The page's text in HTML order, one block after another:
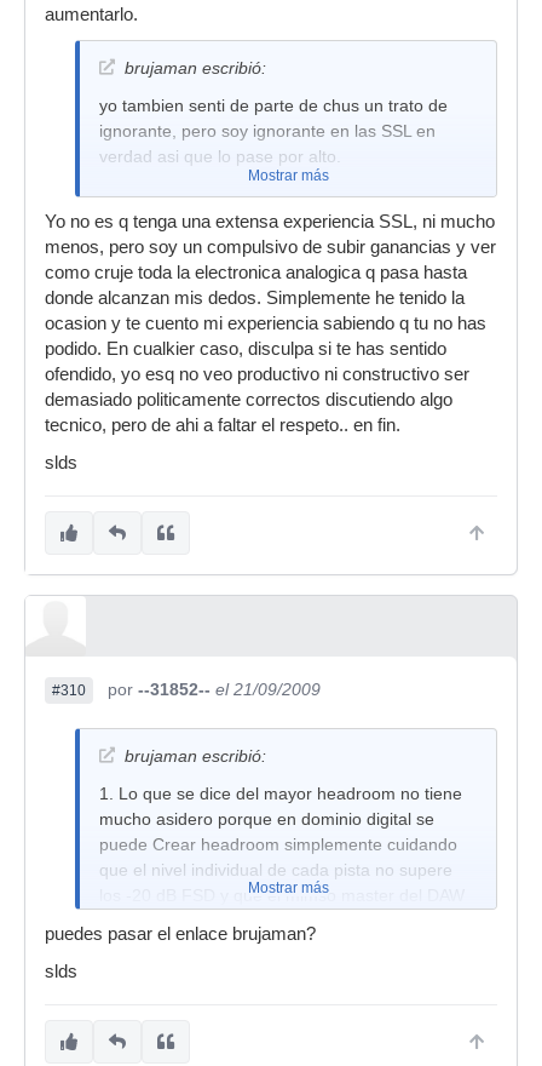
3. El amplificador de Make UP es lo mas
importante y lo unico que imprime caracter
"analogo" en un sumador con puras resistencias.
4. mientras mas transformadores se interponen
en la señal de audio mayor color-calor-caracter y
eso es precisamente lo que hace una mesa API
o NEVE, en la mesa APi tenemos al menos tres
transformadores en cada canal de la mesa, lo
mismo en las NEVE, entonces para lograr ese
sonido se necesitan estos transformadores y
tambien se necesitan los amplificadores de cada
etapa , previo, EQ, y summig AMP.
aumentarlo.
brujaman escribió:
yo tambien senti de parte de chus un trato de
ignorante, pero soy ignorante en las SSL en
verdad asi que lo pase por alto.
Mostrar más
Yo no es q tenga una extensa experiencia SSL, ni mucho
menos, pero soy un compulsivo de subir ganancias y ver
como cruje toda la electronica analogica q pasa hasta
donde alcanzan mis dedos. Simplemente he tenido la
ocasion y te cuento mi experiencia sabiendo q tu no has
podido. En cualkier caso, disculpa si te has sentido
ofendido, yo esq no veo productivo ni constructivo ser
demasiado politicamente correctos discutiendo algo
tecnico, pero de ahi a faltar el respeto.. en fin.
slds
#310 por --31852-- el 21/09/2009
brujaman escribió:
1. Lo que se dice del mayor headroom no tiene
mucho asidero porque en dominio digital se
puede Crear headroom simplemente cuidando
que el nivel individual de cada pista no supere
los -20 dB FSD y que el mimso master del DAW
un nuevo post de un gran ingeniero que mezcla
mimso que en la suma externa.
Mostrar más
puedes pasar el enlace brujaman?
slds